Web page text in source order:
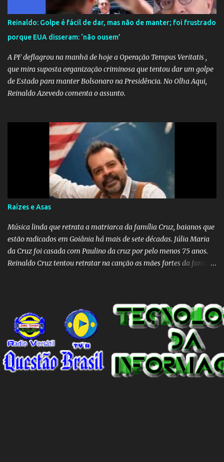
precisou criar uma força-tarefa para checar e desmentir as
desinformações, chegando ao ponto de o governo federal pedir
uma investigação para identificar os autores dessas notícias falsas.
O Negacionismo Climático da Extrema Direita Essa disseminação
de fake news não é uma surpresa, pois faz parte de um padrão...
Reinaldo: Golpe é fácil de dar, mas não de manter; foi frustrado
porque EUA disseram: ‘não ousem’
A PF deflagrou na manhã de hoje a Operação Tempus Veritatis ,
que mira suposta organização criminosa que tentou dar um golpe
de Estado para manter Bolsonaro na Presidência. No Olha Aqui,
Reinaldo Azevedo comenta o assunto.
Raízes e Asas
Música linda que retrata a matriarca da família Cruz, baianos que
estão radicados em Goiânia há mais de sete décadas. Júlia Maria
da Cruz foi casada com Paulino da cruz por pelo menos 75 anos.
Reinaldo Cruz tentou retratar na canção as mães fortes da família